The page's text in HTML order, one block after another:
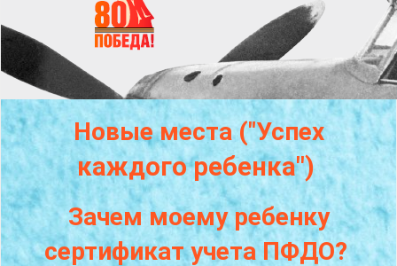
Новые места ("Успех
каждогоребенка")
Зачем моему ребенку
сертификат учета ПФДО?